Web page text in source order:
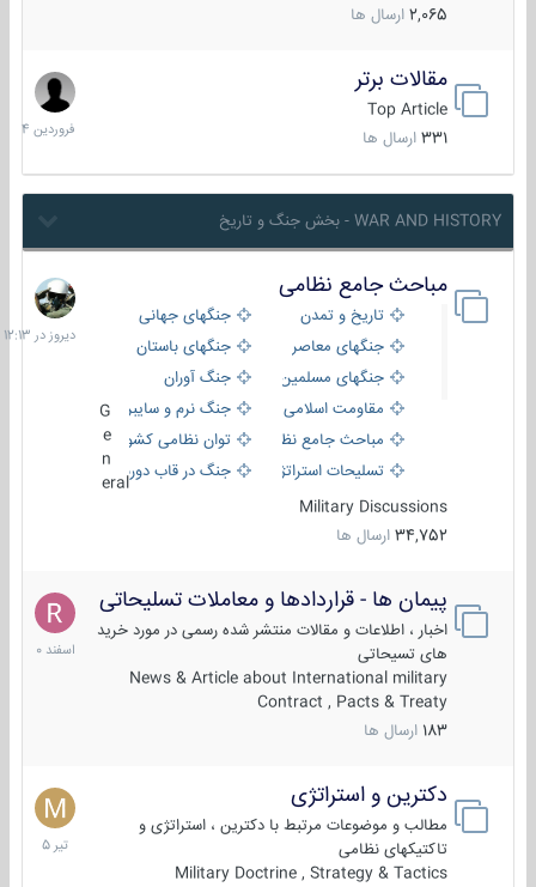
2,065 ارسال ها
مقالات برتر
Top Article
331 ارسال ها
29
فروردین
1404
WAR AND HISTORY - بخش جنگ و تاریخ
مباحث جامع نظامی
تاریخ و تمدن
جنگهای جهانی
جنگهای معاصر
جنگهای باستان
جنگهای مسلمین
جنگ آوران
مقاومت اسلامی
جنگ نرم و سایبری
مباحث جامع نظامی
توان نظامی کشورها
تسلیحات استراتژیک
جنگ در قاب دوربین
eral
Military Discussions
34,752 ارسال ها
دیروز
در
12:13
پیمان ها - قراردادها و معاملات تسلیحاتی
اخبار ، اطلاعات و مقالات منتشر شده رسمی در مورد خرید
های تسیحاتی
News & Article about International military
Contract , Pacts & Treaty
183 ارسال ها
7
اسفند
1400
دکترین و استراتژی
مطالب و موضوعات مرتبط با دکترین ، استراتژی و
تاکتیکهای نظامی
Military Doctrine , Strategy & Tactics
27
تیر
1405